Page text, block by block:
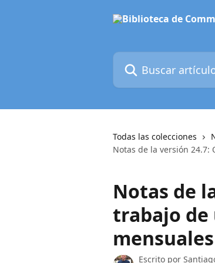
Buscar artículos...
Todas las colecciones
Notas de la versión 24.7:
Notas de
trabajo de
mensuales
Escrito por